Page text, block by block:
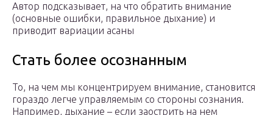
Автор подсказывает, на что обратить внимание
(основные ошибки, правильное дыхание) и
приводит вариации асаны
Стать более осознанным
То, на чем мы концентрируем внимание, становится
гораздо легче управляемым со стороны сознания.
Например, дыхание – если заострить на нем